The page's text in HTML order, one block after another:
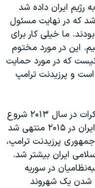
رژیم ایران داده شد
که در نهایت مسئول
ما خیلی کار برای
این در مورد مختوم
نیست که در مورد حمایت
و پرزیدنت ترامپ
مایک پمپئو گفت: از زمانی که مذاکرات در سال ۲۰۱۳ شروع
شده و به امضای توافق هسته‌ای ایران در ۲۰۱۵ منتهی شد
پرزیدنت ترامپ،
ایران بیشتر شد.
در سوریه
شدن یک شهروند